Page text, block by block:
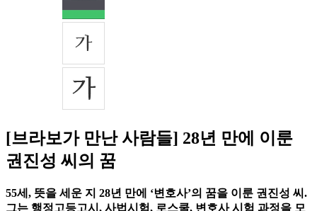
[브라보가 만난 사람들] 28년 만에 이룬
권진성 씨의 꿈
55세, 뜻을 세운 지 28년 만에 ‘변호사’의 꿈을 이룬 권진성 씨.
그는 행정고등고시, 사법시험, 로스쿨, 변호사 시험 과정을 모